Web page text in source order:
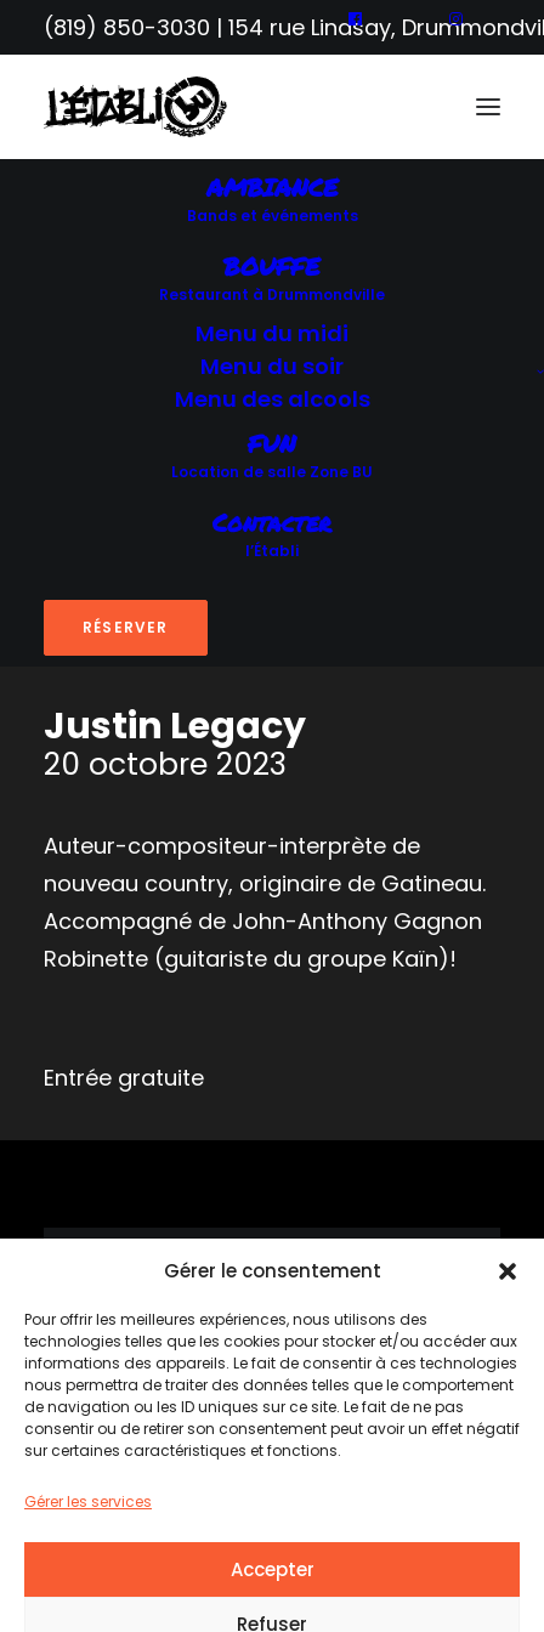
Gérer le consentement
Pour offrir les meilleures expériences, nous utilisons des
technologies telles que les cookies pour stocker et/ou accéder aux
informations des appareils. Le fait de consentir à ces technologies
nous permettra de traiter des données telles que le comportement
de navigation ou les ID uniques sur ce site. Le fait de ne pas
consentir ou de retirer son consentement peut avoir un effet négatif
sur certaines caractéristiques et fonctions.
Gérer les services
Accepter
Refuser
(819) 850-3030 | 154 rue Lindsay,
AMBIANCE
Bands et événements
BOUFFE
Restaurant à Drummondville
Menu du midi
Menu du soir
Menu des alcools
FUN
Location de salle Zone BU
Contacter
l’Établi
RÉSERVER
RETOUR AUX ÉVÉNEMENTS
Justin Legacy
20 octobre 2023
Auteur-compositeur-interprète de
nouveau country, originaire de Gatineau.
Accompagné de John-Anthony Gagnon
Robinette (guitariste du groupe Kaïn)!
Entrée gratuite
Mardis tartares
Rabais de 50%*
*sur le tartare sélectionné
Cette semaine
#BOEUFCHIPOTLE
Tous les mardis dès 16 heures
© 2026 L’Établi Brasserie urbaine | Tous droits